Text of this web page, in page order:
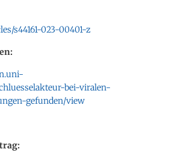
s44161-023-00401-z
bei-viralen-
gefunden/view